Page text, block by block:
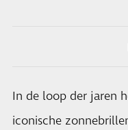
In de loop der jaren
iconische